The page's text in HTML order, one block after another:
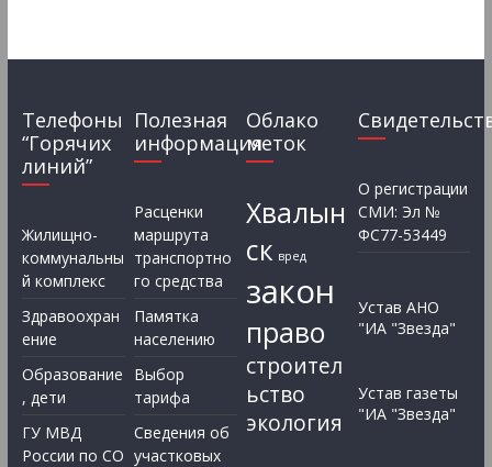
Телефоны
“Горячих
линий”
Жилищно-
коммунальны
й комплекс
Здравоохран
ение
Образование
, дети
ГУ МВД
России по СО
Полезная
информация
Расценки
маршрута
транспортно
го средства
Памятка
населению
Выбор
тарифа
Сведения об
участковых
Облако
меток
Хвалын
ск вред
закон
право
строител
ьство
экология
О регистрации
СМИ: Эл №
ФС77-53449
Устав АНО
"ИА "Звезда"
Устав газеты
"ИА "Звезда"